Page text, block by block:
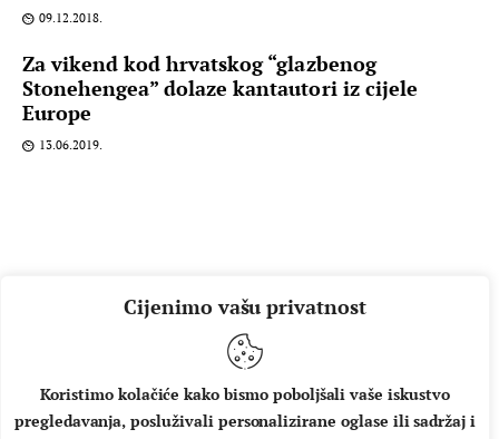
Cijenimo vašu privatnost
Koristimo kolačiće kako bismo poboljšali vaše iskustvo
pregledavanja, posluživali personalizirane oglase ili sadržaj i
09.12.2018.
Za vikend kod hrvatskog “glazbenog
Stonehengea” dolaze kantautori iz cijele
Europe
13.06.2019.
O NAMA IMPRESSUM UVJETI KORIŠTENJA